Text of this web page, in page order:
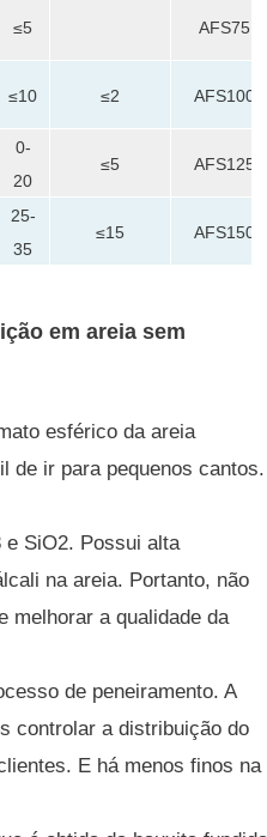
≤5 AFS75
≤10 ≤2 AFS100
0-
20
≤5 AFS125
25-
35
≤15 AFS150
em areia sem
esférico da areia
de ir para pequenos cantos.
e SiO2. Possui alta
na areia. Portanto, não
melhorar a qualidade da
de peneiramento. A
controlar a distribuição do
E há menos finos na